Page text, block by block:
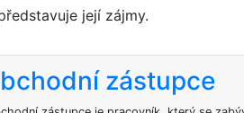
její zájmy.
zástupce